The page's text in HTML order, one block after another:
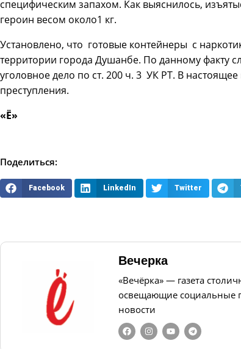
специфическим запахом. Как выяснилось,
героин весом около1 кг.
Установлено, что готовые контейнеры с
территории города Душанбе. По данному факту
уголовное дело по ст. 200 ч. 3 УК РТ. В
преступления.
«Ё»
Поделиться:
Facebook LinkedIn Twitter
Вечерка
«Вечёрка» — газета
освещающие социальные
новости